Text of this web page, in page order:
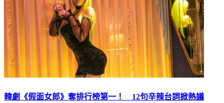
韓劇《假面女郎》奪排行榜第一！ 12句辛辣台詞掀熱議